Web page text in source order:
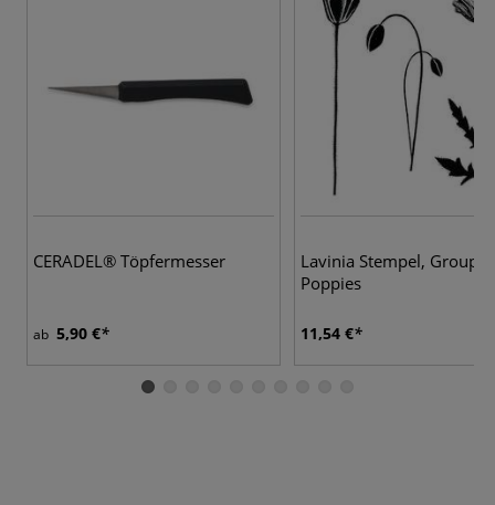
CERADEL® Töpfermesser
ab 5,90 €
Lavinia Stempel, Group
Poppies
11,54 €